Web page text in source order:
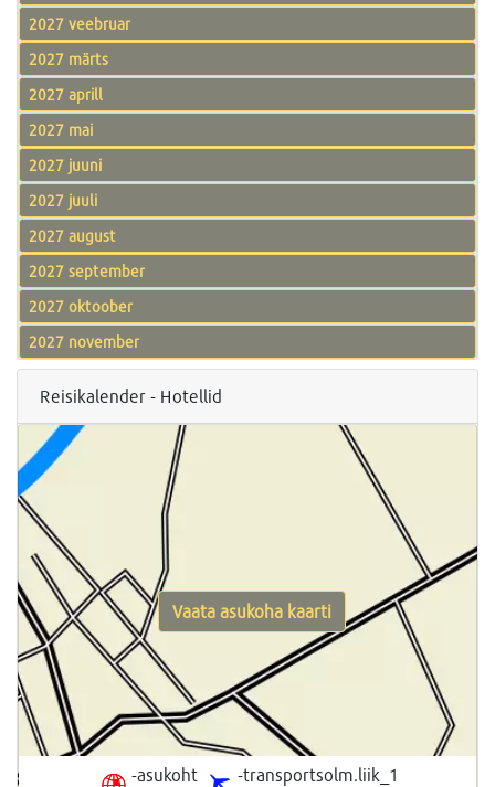
2027 veebruar
2027 märts
2027 aprill
2027 mai
2027 juuni
2027 juuli
2027 august
2027 september
2027 oktoober
2027 november
Reisikalender - Hotellid
-asukoht -transportsolm.liik_1
Vaata asukoha kaarti